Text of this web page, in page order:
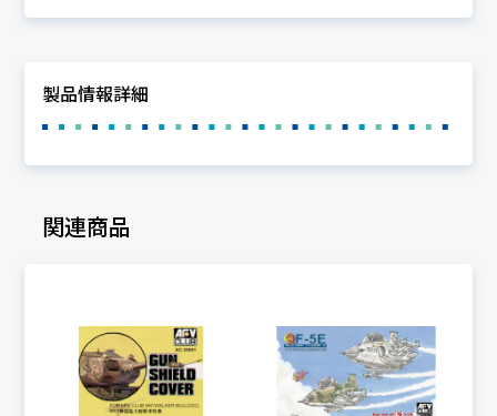
製品情報詳細
関連商品